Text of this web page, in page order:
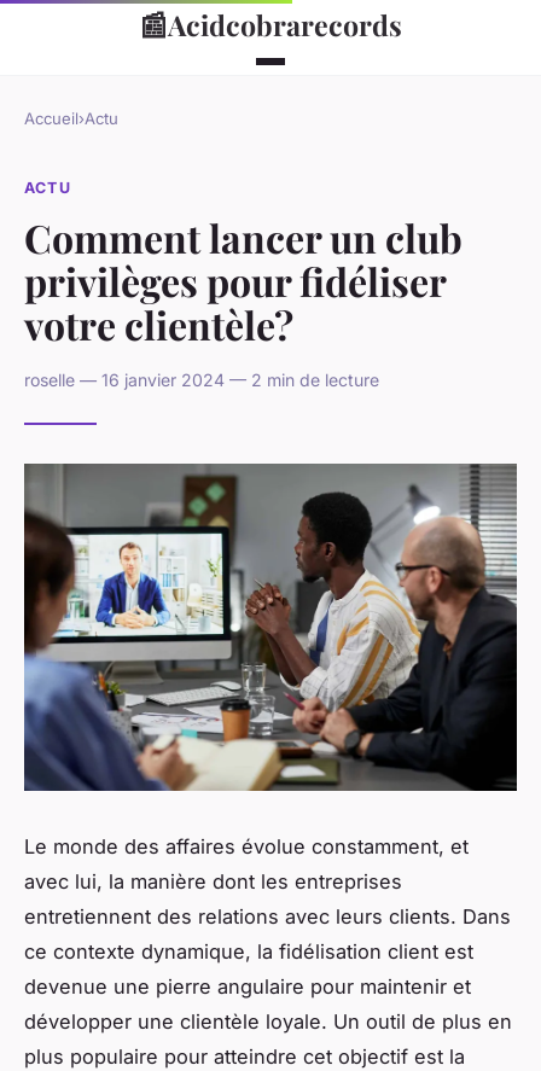
📰Acidcobrarecords
Accueil›Actu
ACTU
Comment lancer un club
privilèges pour fidéliser
votre clientèle?
roselle — 16 janvier 2024 — 2 min de lecture
Le monde des affaires évolue constamment, et
avec lui, la manière dont les entreprises
entretiennent des relations avec leurs clients. Dans
ce contexte dynamique, la fidélisation client est
devenue une pierre angulaire pour maintenir et
développer une clientèle loyale. Un outil de plus en
plus populaire pour atteindre cet objectif est la